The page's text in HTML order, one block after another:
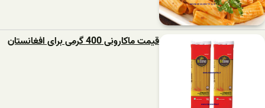
قیمت ماکارونی 400 گرمی برای افغانستان